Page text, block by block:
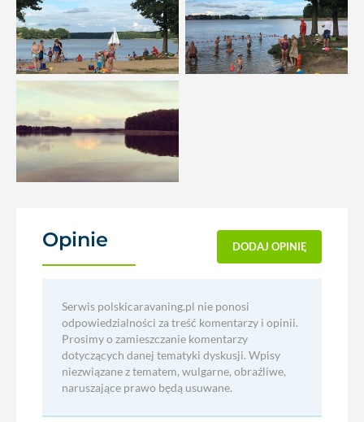
Opinie DODAJ OPINIĘ
Serwis polskicaravaning.pl nie ponosi
odpowiedzialności za treść komentarzy i opinii.
Prosimy o zamieszczanie komentarzy
dotyczących danej tematyki dyskusji. Wpisy
niezwiązane z tematem, wulgarne, obraźliwe,
naruszające prawo będą usuwane.